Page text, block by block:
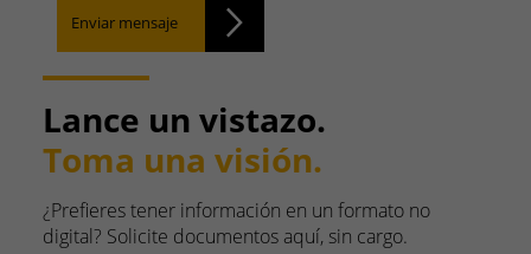
Enviar mensaje
Lance un vistazo.
Toma una visión.
¿Prefieres tener información en un formato no
digital? Solicite documentos aquí, sin cargo.